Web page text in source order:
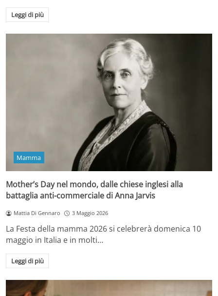
Leggi di più
Mamma
Mother’s Day nel mondo, dalle chiese inglesi alla
battaglia anti-commerciale di Anna Jarvis
Mattia Di Gennaro 3 Maggio 2026
La Festa della mamma 2026 si celebrerà domenica 10
maggio in Italia e in molti…
Leggi di più